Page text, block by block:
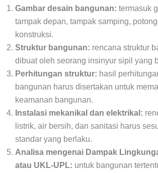
Gambar desain bangunan: termasuk
tampak depan, tampak samping,
konstruksi.
Struktur bangunan: rencana struktur
dibuat oleh seorang insinyur sipil yang
Perhitungan struktur: hasil
bangunan harus disertakan untuk
keamanan bangunan.
Instalasi mekanikal dan elektrikal:
listrik, air bersih, dan sanitasi harus
standar yang berlaku.
Analisa mengenai Dampak
atau UKL-UPL: untuk bangunan